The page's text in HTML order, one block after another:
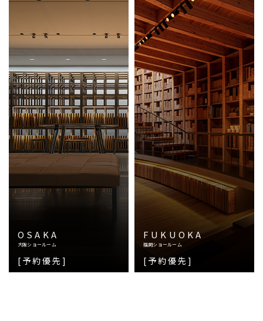
OSAKA
大阪ショールーム
[予約優先]
FUKUOKA
福岡ショールーム
[予約優先]